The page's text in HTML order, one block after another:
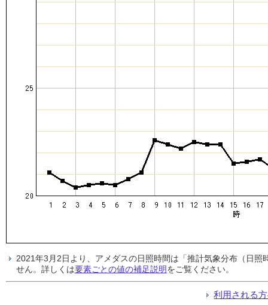
2021年3月2日より、アメダスの日照時間は「推計気象分布（日
せん。詳しくは要素ごとの値の補足説明をご覧ください。
利用される